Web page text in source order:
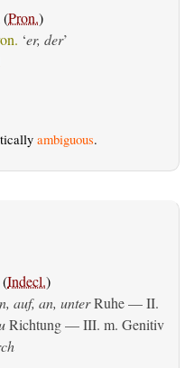
(Pron.)
‘er, der’
ambiguous.
(Indecl.)
auf, an, unterRuhe — II.
Richtung — III. m. Genitiv